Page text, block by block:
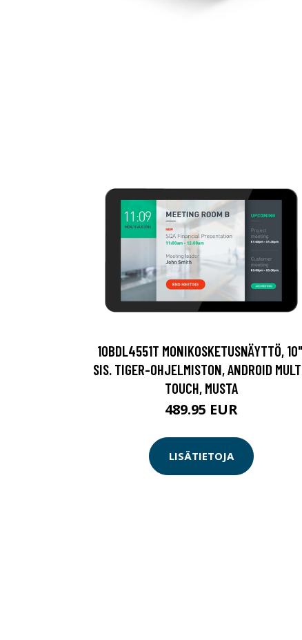
10BDL4551T MONIKOSKETUSNÄYTTÖ,
SIS. TIGER-OHJELMISTON, ANDROID
TOUCH, MUSTA
489.95 EUR
LISÄTIETOJA